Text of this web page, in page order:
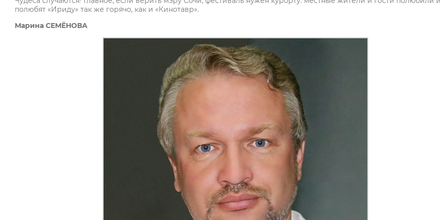
полюбят «Ириду» так же горячо, как и «Кинотавр».
Марина СЕМЁНОВА